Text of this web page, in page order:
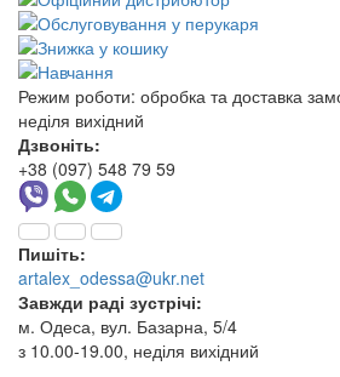
Режим роботи: обробка та доставка
неділя вихідний
Дзвоніть:
+38 (097) 548 79 59
Пишіть:
artalex_odessa@ukr.net
Завжди раді зустрічі:
м. Одеса, вул. Базарна, 5/4
з 10.00-19.00, неділя вихідний